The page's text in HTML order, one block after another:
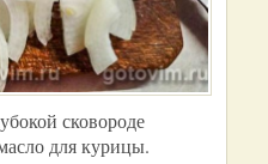
сковороде
для курицы.